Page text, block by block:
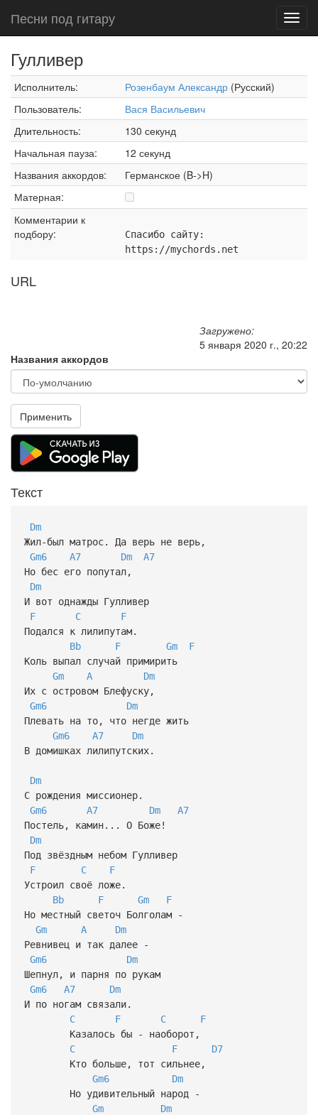
Песни под гитару
Гулливер
Исполнитель: Розенбаум Александр (Русский)
Пользователь:
Вася Васильевич
Длительность:
130 секунд
Начальная пауза:
12 секунд
Названия аккордов:
Германское (B->H)
Матерная:
Комментарии к
подбору:
Спасибо сайту:
https://mychords.net
URL
Загружено:
5 января 2020 г., 20:22
Названия аккордов
Применить
Текст
Dm
Жил-был матрос. Да верь не верь,
Gm6
A7 Dm
A7
Но бес его попутал,
Dm
И вот однажды Гулливер
F
C
F
Подался к лилипутам.
Bb
F Gm
F
Коль выпал случай примирить
Gm
A
Dm
Их с островом Блефуску,
Gm6
Dm
Плевать на то, что негде жить
Gm6
A7
Dm
В домишках лилипутских.
Dm
С рождения миссионер.
Gm6
A7 Dm
A7
Постель, камин... О Боже!
Dm
Под звёздным небом Гулливер
F
C
F
Устроил своё ложе.
Bb
F Gm
F
Но местный светоч Болголам -
Gm
A
Dm
Ревнивец и так далее -
Gm6
Dm
Шепнул, и парня по рукам
Gm6
A7
Dm
И по ногам связали.
C
F C
F
Казалось бы - наоборот,
C
F
D7
Кто больше, тот сильнее,
Gm6
Dm
Но удивительный народ -
Gm
Dm